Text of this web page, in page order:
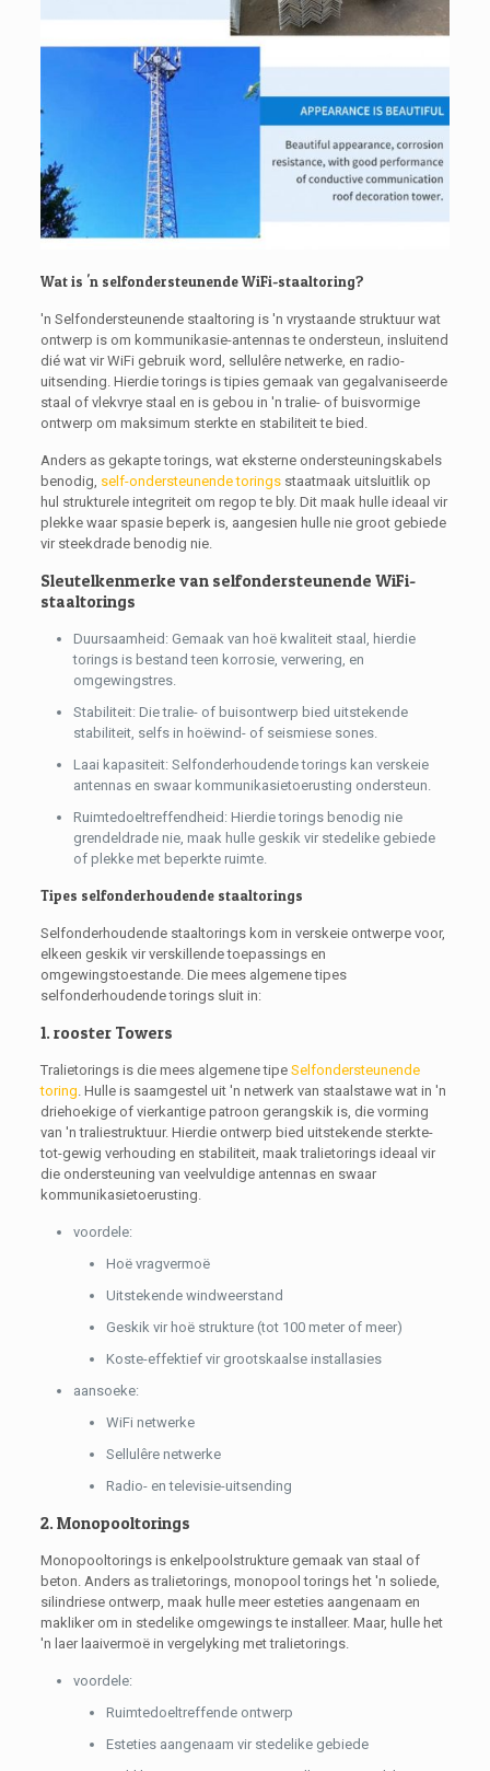
Wat is 'n selfondersteunende WiFi-staaltoring?
'n Selfondersteunende staaltoring is 'n vrystaande struktuur wat
ontwerp is om kommunikasie-antennas te ondersteun, insluitend
dié wat vir WiFi gebruik word, sellulêre netwerke, en radio-
uitsending. Hierdie torings is tipies gemaak van gegalvaniseerde
staal of vlekvrye staal en is gebou in 'n tralie- of buisvormige
ontwerp om maksimum sterkte en stabiliteit te bied.
Anders as gekapte torings, wat eksterne ondersteuningskabels
benodig, self-ondersteunende toringsstaatmaak uitsluitlik op
hul strukturele integriteit om regop te bly. Dit maak hulle ideaal vir
plekke waar spasie beperk is, aangesien hulle nie groot gebiede
vir steekdrade benodig nie.
Sleutelkenmerke van selfondersteunende WiFi-
staaltorings
Duursaamheid: Gemaak van hoë kwaliteit staal, hierdie
torings is bestand teen korrosie, verwering, en
omgewingstres.
Stabiliteit: Die tralie- of buisontwerp bied uitstekende
stabiliteit, selfs in hoëwind- of seismiese sones.
Laai kapasiteit: Selfonderhoudende torings kan verskeie
antennas en swaar kommunikasietoerusting ondersteun.
Ruimtedoeltreffendheid: Hierdie torings benodig nie
grendeldrade nie, maak hulle geskik vir stedelike gebiede
of plekke met beperkte ruimte.
Tipes selfonderhoudende staaltorings
Selfonderhoudende staaltorings kom in verskeie ontwerpe voor,
elkeen geskik vir verskillende toepassings en
omgewingstoestande. Die mees algemene tipes
selfonderhoudende torings sluit in:
1. rooster Towers
Tralietorings is die mees algemene tipe Selfondersteunende
toring. Hulle is saamgestel uit 'n netwerk van staalstawe wat in 'n
driehoekige of vierkantige patroon gerangskik is, die vorming
van 'n traliestruktuur. Hierdie ontwerp bied uitstekende sterkte-
tot-gewig verhouding en stabiliteit, maak tralietorings ideaal vir
die ondersteuning van veelvuldige antennas en swaar
kommunikasietoerusting.
voordele:
Hoë vragvermoë
Uitstekende windweerstand
Geskik vir hoë strukture (tot 100 meter of meer)
Koste-effektief vir grootskaalse installasies
aansoeke:
WiFi netwerke
Sellulêre netwerke
Radio- en televisie-uitsending
2. Monopooltorings
Monopooltorings is enkelpoolstrukture gemaak van staal of
beton. Anders as tralietorings, monopool torings het 'n soliede,
silindriese ontwerp, maak hulle meer esteties aangenaam en
makliker om in stedelike omgewings te installeer. Maar, hulle het
'n laer laaivermoë in vergelyking met tralietorings.
voordele:
Ruimtedoeltreffende ontwerp
Esteties aangenaam vir stedelike gebiede